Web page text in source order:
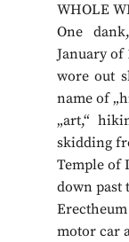
WHOLE
One
January of
wore out
name of
„art,“
skidding
Temple of
down past
motor car